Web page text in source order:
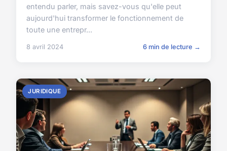
entendu parler, mais savez-vous qu'elle peut
aujourd'hui transformer le fonctionnement de
toute une entrepr...
8 avril 2024 6 min de lecture →
JURIDIQUE